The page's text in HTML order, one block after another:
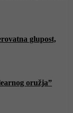
glupost,
oružja”